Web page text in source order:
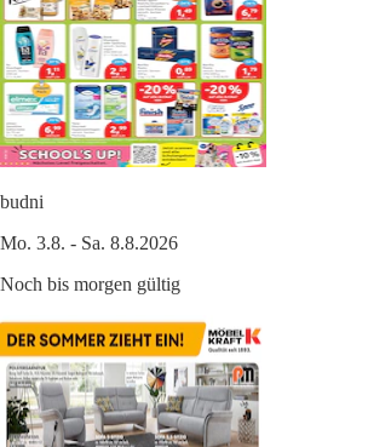
budni
Mo. 3.8. - Sa. 8.8.2026
Noch bis morgen gültig